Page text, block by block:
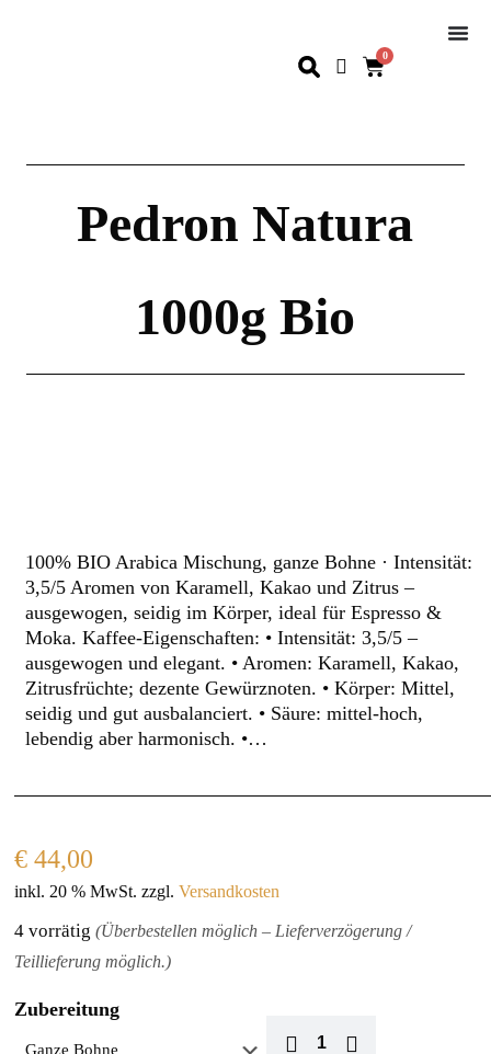
0
Pedron Natura
1000g Bio
100% BIO Arabica Mischung, ganze Bohne · Intensität:
3,5/5 Aromen von Karamell, Kakao und Zitrus –
ausgewogen, seidig im Körper, ideal für Espresso &
Moka. Kaffee-Eigenschaften: • Intensität: 3,5/5 –
ausgewogen und elegant. • Aromen: Karamell, Kakao,
Zitrusfrüchte; dezente Gewürznoten. • Körper: Mittel,
seidig und gut ausbalanciert. • Säure: mittel‑hoch,
lebendig aber harmonisch. •…
€ 44,00
inkl. 20 % MwSt. zzgl.Versandkosten
4 vorrätig(Überbestellen möglich – Lieferverzögerung /
Teillieferung möglich.)
Zubereitung